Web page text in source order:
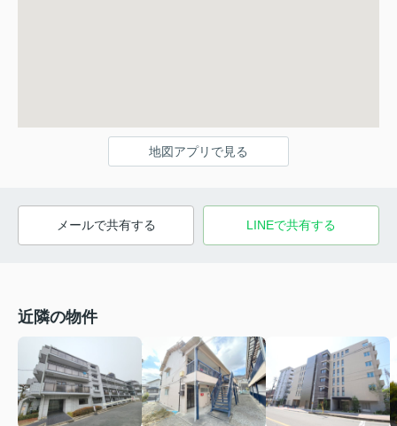
地図アプリで見る
メールで共有する LINEで共有する
近隣の物件